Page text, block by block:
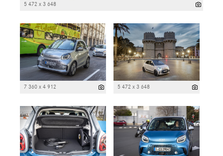
5 472 x 3 648
7 360 x 4 912 5 472 x 3 648